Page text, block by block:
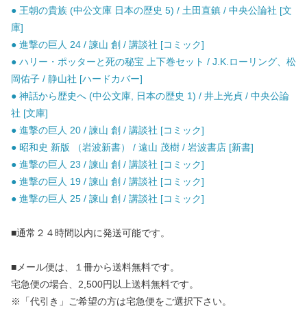
● 王朝の貴族 (中公文庫 日本の歴史 5) / 土田直鎮 / 中央公論社 [文
庫]
● 進撃の巨人 24 / 諫山 創 / 講談社 [コミック]
● ハリー・ポッターと死の秘宝 上下巻セット / J.K.ローリング、松
岡佑子 / 静山社 [ハードカバー]
● 神話から歴史へ (中公文庫, 日本の歴史 1) / 井上光貞 / 中央公論
社 [文庫]
● 進撃の巨人 20 / 諫山 創 / 講談社 [コミック]
● 昭和史 新版 （岩波新書） / 遠山 茂樹 / 岩波書店 [新書]
● 進撃の巨人 23 / 諫山 創 / 講談社 [コミック]
● 進撃の巨人 19 / 諫山 創 / 講談社 [コミック]
● 進撃の巨人 25 / 諫山 創 / 講談社 [コミック]
■通常２４時間以内に発送可能です。
■メール便は、１冊から送料無料です。
宅急便の場合、2,500円以上送料無料です。
※「代引き」ご希望の方は宅急便をご選択下さい。